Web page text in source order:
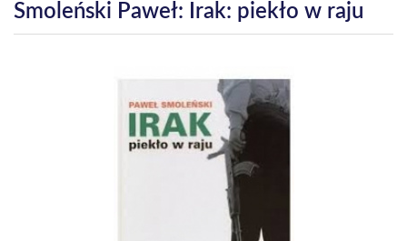
Smoleński Paweł: Irak: piekło w raju